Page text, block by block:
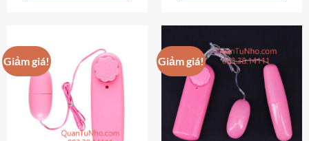
có
nhiều
biến
thể.
Các
tùy
chọn
Giảm giá! Giảm giá!